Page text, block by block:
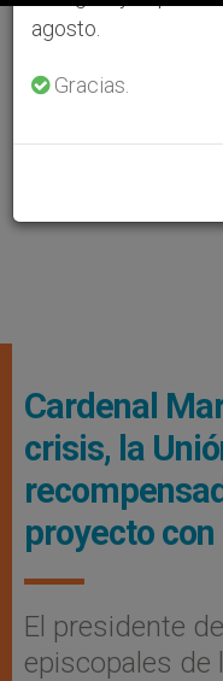
Cardenal
crisis, la
proyecto
El presidente
episcopales de
agosto.
Gracias.